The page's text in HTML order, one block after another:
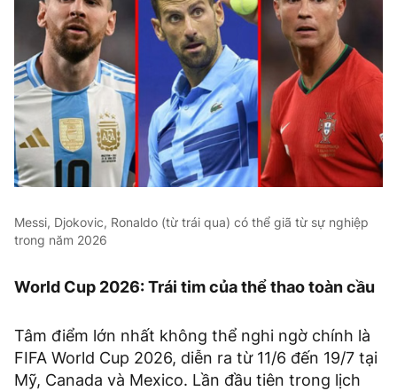
Messi, Djokovic, Ronaldo (từ trái qua) có thể giã từ sự nghiệp
trong năm 2026
World Cup 2026: Trái tim của thể thao toàn cầu
Tâm điểm lớn nhất không thể nghi ngờ chính là
FIFA World Cup 2026, diễn ra từ 11/6 đến 19/7 tại
Mỹ, Canada và Mexico. Lần đầu tiên trong lịch